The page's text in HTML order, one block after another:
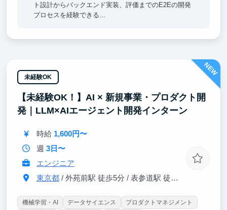
ト設計からバックエンド実装、評価までのE2Eの開発
プロセスを経験できる
Linear、Greptileなど、Agenticな開発環境を0から構築
していく経験
4. 少人数チームでのスタートアップの働き方と、グロ
ーバルプロダクトの開発プロセスを肌で感じられる
NEW
未経験OK
【未経験OK！】AI × 新規事業・プロダクト開
発｜LLM×AIエージェント開発インターン
時給 1,600円〜
週 3日〜
エンジニア
東京都/ 外苑前駅 徒歩5分 / 表参道駅 徒歩8分 / 青山一丁目駅
機械学習・AI データサイエンス
プロダクトマネジメント